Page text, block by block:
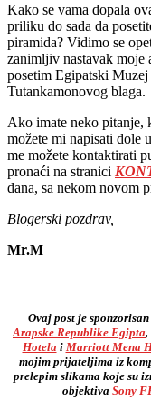
Kako se vama dopala
priliku do sada da
piramida? Vidimo se
zanimljiv nastavak moje
posetim Egipatski
Tutankamonovog blaga.
Ako imate neko pitanje,
možete mi napisati dole
me možete kontaktirati
pronaći na stranici
dana, sa nekom novom
Blogerski pozdrav,
Mr.M
Ovaj post je
Arapske Republike Egipta,
Hotela i Marriott Mena
mojim prijateljima iz
prelepim slikama koje su
objektiva Sony